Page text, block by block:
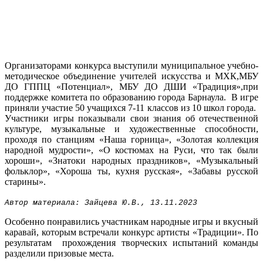
Организаторами конкурса выступили муниципальное учебно-
методическое объединение учителей искусства и МХК,МБУ
ДО ГППЦ «Потенциал», МБУ ДО ДШИ «Традиция»,при
поддержке комитета по образованию города Барнаула. В игре
приняли участие 50 учащихся 7-11 классов из 10 школ города.
Участники игры показывали свои знания об отечественной
культуре, музыкальные и художественные способности,
проходя по станциям «Наша горница», «Золотая коллекция
народной мудрости», «О костюмах на Руси, что так были
хороши», «Знатоки народных праздников», «Музыкальный
фольклор», «Хороша ты, кухня русская», «Забавы русской
старины».
Автор материала: Зайцева Ю.В., 13.11.2023
Особенно понравились участникам народные игры и вкусный
каравай, которым встречали конкурс артисты «Традиции». По
результатам прохождения творческих испытаний команды
разделили призовые места.